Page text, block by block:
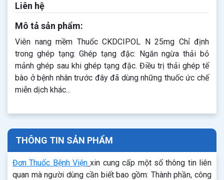
Liên hệ
Mô tả sản phẩm:
Viên nang mềm Thuốc CKDCIPOL N 25mg Chỉ định
trong ghép tạng: Ghép tạng đặc: Ngăn ngừa thải bỏ
mảnh ghép sau khi ghép tạng đặc. Điều trị thải ghép tế
bào ở bệnh nhân trước đây đã dùng những thuốc ức chế
miễn dịch khác...
THÔNG TIN SẢN PHẨM
Đơn Thuốc Bệnh Viện xin cung cấp một số thông tin liên
quan mà người dùng cần biết bao gồm: Thành phần, công